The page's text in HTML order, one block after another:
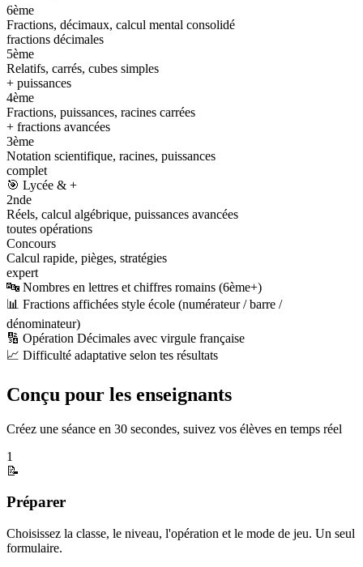
6ème
Fractions, décimaux, calcul mental consolidé
fractions décimales
5ème
Relatifs, carrés, cubes simples
+ puissances
4ème
Fractions, puissances, racines carrées
+ fractions avancées
3ème
Notation scientifique, racines, puissances
complet
🎯 Lycée & +
2nde
Réels, calcul algébrique, puissances avancées
toutes opérations
Concours
Calcul rapide, pièges, stratégies
expert
🔤 Nombres en lettres et chiffres romains (6ème+)
📊 Fractions affichées style école (numérateur / barre /
dénominateur)
🔢 Opération Décimales avec virgule française
📈 Difficulté adaptative selon tes résultats
Conçu pour les enseignants
Créez une séance en 30 secondes, suivez vos élèves en temps réel
1
📝
Préparer
Choisissez la classe, le niveau, l'opération et le mode de jeu. Un seul
formulaire.